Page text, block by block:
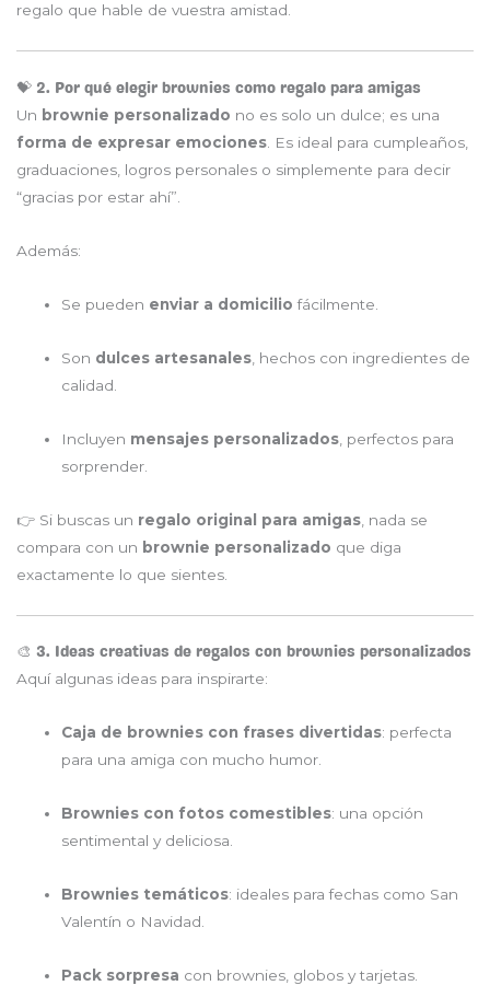
regalo que hable de vuestra amistad.
💝 2. Por qué elegir brownies como regalo para amigas
Un brownie personalizado no es solo un dulce; es una
forma de expresar emociones . Es ideal para cumpleaños,
graduaciones, logros personales o simplemente para decir
“gracias por estar ahí”.
Además:
Se pueden enviar a domicilio fácilmente.
Son dulces artesanales , hechos con ingredientes de
calidad.
Incluyen mensajes personalizados , perfectos para
sorprender.
👉 Si buscas un regalo original para amigas , nada se
compara con un brownie personalizado que diga
exactamente lo que sientes.
🎨 3. Ideas creativas de regalos con brownies personalizados
Aquí algunas ideas para inspirarte:
Caja de brownies con frases divertidas: perfecta
para una amiga con mucho humor.
Brownies con fotos comestibles: una opción
sentimental y deliciosa.
Brownies temáticos: ideales para fechas como San
Valentín o Navidad.
Pack sorpresa con brownies, globos y tarjetas.